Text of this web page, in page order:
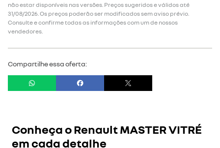
não estar disponíveis nas versões. Preços sugeridos e válidos até
31/08/2026. Os preços poderão ser modificados sem aviso prévio.
Consulte e confirme todas as informações com um de nossos
vendedores.
Compartilhe essa oferta:
Conheça oRenault MASTER VITRÉ
em cada detalhe